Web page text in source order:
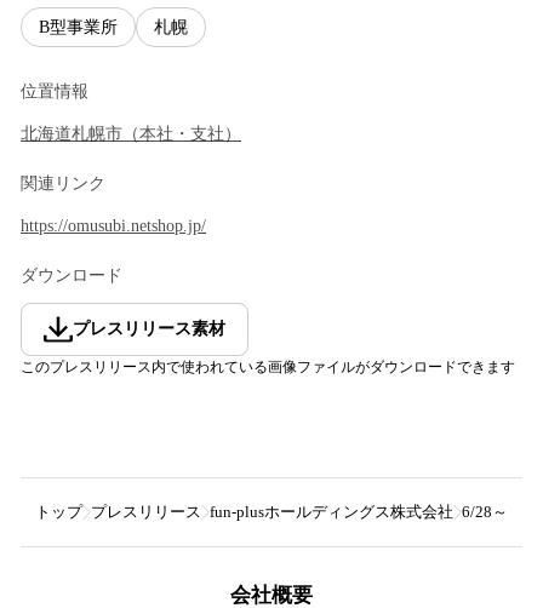
B型事業所 札幌
位置情報
北海道札幌市 （本社・支社 ）
関連リンク
https://omusubi.netshop.jp/
ダウンロード
プレスリリース素材
このプレスリリース内で使われている画像ファイルがダウンロードできます
トップ プレスリリース fun-plusホールディングス株式会社 6/28～29
会社概要